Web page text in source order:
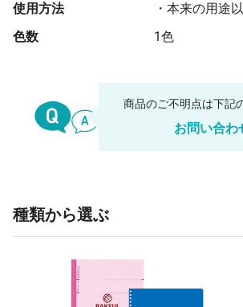
使用方法
・本来の用途
色数
1色
商品のご不明点は下記
お問い合わ
種類から選ぶ